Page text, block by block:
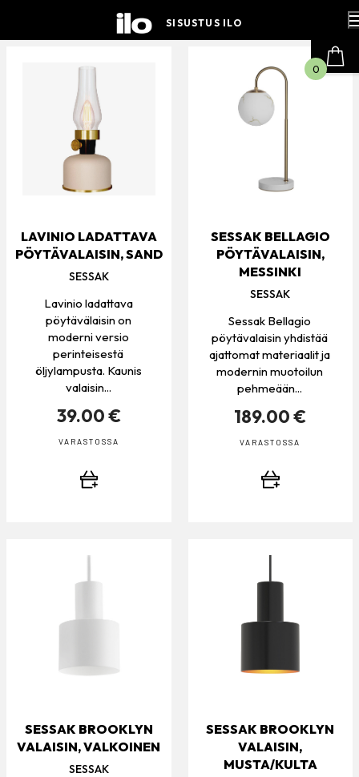
SISUSTUS ILO
LAVINIO LADATTAVA
PÖYTÄVALAISIN, SAND
SESSAK
Lavinio ladattava
pöytävälaisin on
moderni versio
perinteisestä
öljylampusta. Kaunis
valaisin...
39.00 €
VARASTOSSA
SESSAK BELLAGIO
PÖYTÄVALAISIN,
MESSINKI
SESSAK
Sessak Bellagio
pöytävalaisin yhdistää
ajattomat materiaalit ja
modernin muotoilun
pehmeään...
189.00 €
VARASTOSSA
SESSAK BROOKLYN
VALAISIN, VALKOINEN
SESSAK
SESSAK BROOKLYN
VALAISIN,
MUSTA/KULTA
0